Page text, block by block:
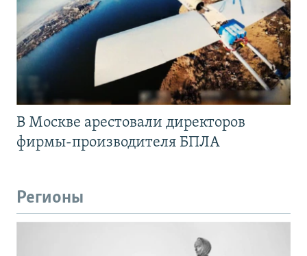
В Москве арестовали директоров
фирмы-производителя БПЛА
Регионы